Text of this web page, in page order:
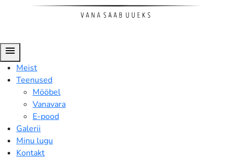
menu
Meist
Teenused
Mööbel
Vanavara
E-pood
Galerii
Minu lugu
Kontakt